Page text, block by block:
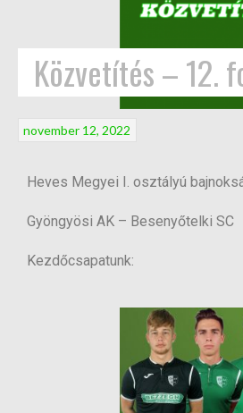
Közvetítés – 12.
november 12, 2022
Heves Megyei I. osztályú
Gyöngyösi AK – Besenyőtelki SC
Kezdőcsapatunk: